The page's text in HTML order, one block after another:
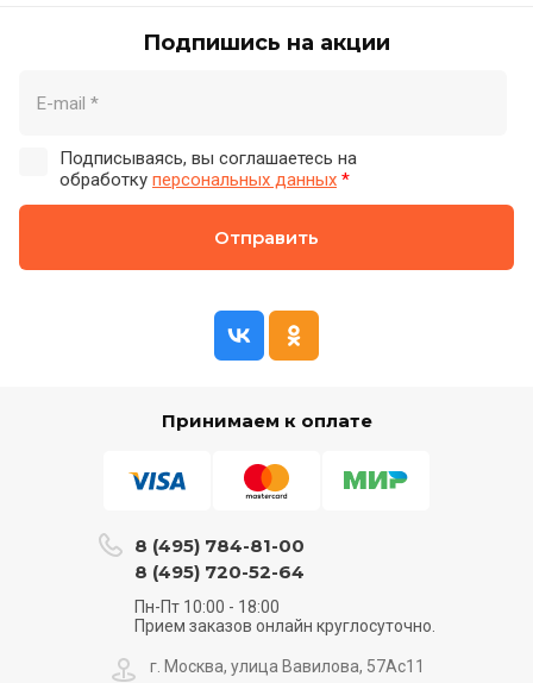
Подпишись на акции
Подписываясь, вы соглашаетесь на
обработку персональных данных *
Отправить
Принимаем к оплате
8 (495) 784-81-00
8 (495) 720-52-64
Пн-Пт 10:00 - 18:00
Прием заказов онлайн круглосуточно.
г. Москва, улица Вавилова, 57Ас11